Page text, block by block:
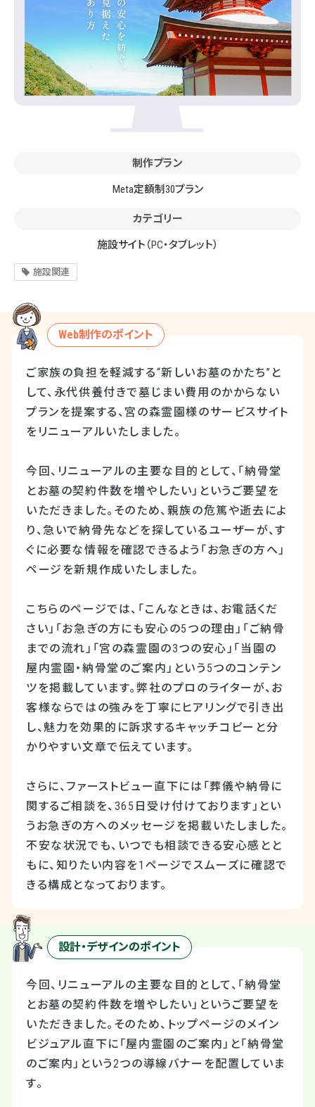
制作プラン
Meta定額制30プラン
カテゴリー
施設サイト （PC・タブレット）
施設関連
Web制作のポイント
ご家族の負担を軽減する“新しいお墓のかたち”と
して、永代供養付きで墓じまい費用のかからない
プランを提案する、宮の森霊園様のサービスサイト
をリニューアルいたしました。
今回、リニューアルの主要な目的として、「納骨堂
とお墓の契約件数を増やしたい」というご要望を
いただきました。そのため、親族の危篤や逝去によ
り、急いで納骨先などを探しているユーザーが、す
ぐに必要な情報を確認できるよう「お急ぎの方へ」
ページを新規作成いたしました。
こちらのページでは、「こんなときは、お電話くだ
さい」「お急ぎの方にも安心の5つの理由」「ご納骨
までの流れ」「宮の森霊園の3つの安心」「当園の
屋内霊園・納骨堂のご案内」という5つのコンテン
ツを掲載しています。弊社のプロのライターが、お
客様ならではの強みを丁寧にヒアリングで引き出
し、魅力を効果的に訴求するキャッチコピーと分
かりやすい文章で伝えています。
さらに、ファーストビュー直下には「葬儀や納骨に
関するご相談を、365日受け付けております」とい
うお急ぎの方へのメッセージを掲載いたしました。
不安な状況でも、いつでも相談できる安心感とと
もに、知りたい内容を1ページでスムーズに確認で
きる構成となっております。
設計・デザインのポイント
今回、リニューアルの主要な目的として、「納骨堂
とお墓の契約件数を増やしたい」というご要望を
いただきました。そのため、トップページのメイン
ビジュアル直下に「屋内霊園のご案内」と「納骨堂
のご案内」という2つの導線バナーを配置していま
す。